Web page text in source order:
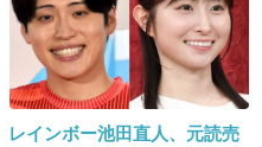
も無きゃ駐車場で人な
+340 -15
レインボー池田直人、元読売